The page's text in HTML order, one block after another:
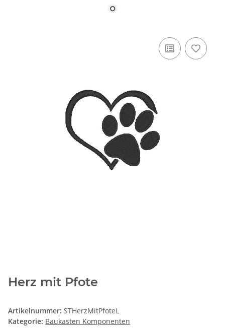
Herz mit Pfote
Artikelnummer: STHerzMitPfoteL
Kategorie: Baukasten Komponenten